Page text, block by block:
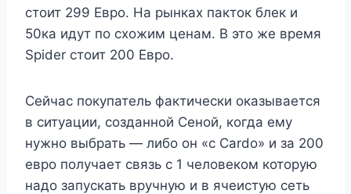
стоит 299 Евро. На рынках пакток блек и
50ка идут по схожим ценам. В это же время
Spider стоит 200 Евро.
Сейчас покупатель фактически оказывается
в ситуации, созданной Сеной, когда ему
нужно выбрать — либо он «с Cardo» и за 200
евро получает связь с 1 человеком которую
надо запускать вручную и в ячеистую сеть